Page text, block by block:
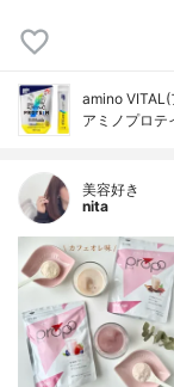
amino
アミノプロテ
美容好き
nita